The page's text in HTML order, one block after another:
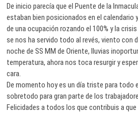
De inicio parecía que el Puente de la
estaban bien posicionados en el calendario
de una ocupación rozando el 100% y la
se nos ha servido todo al revés, viento con
noche de SS MM de Oriente, lluvias
temperatura, ahora nos toca resurgir y
cara.
De momento hoy es un día triste para todo
sobretodo para gran parte de los
Felicidades a todos los que contribuis a que